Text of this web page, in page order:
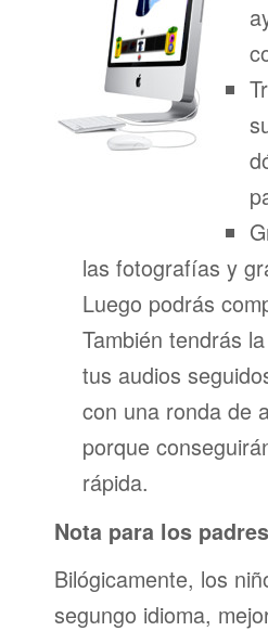
las fotografías y
Luego podrás
También tendrás
tus audios
con una ronda de
porque
rápida.
Nota para los padres
Bilógicamente, los
segungo idioma,